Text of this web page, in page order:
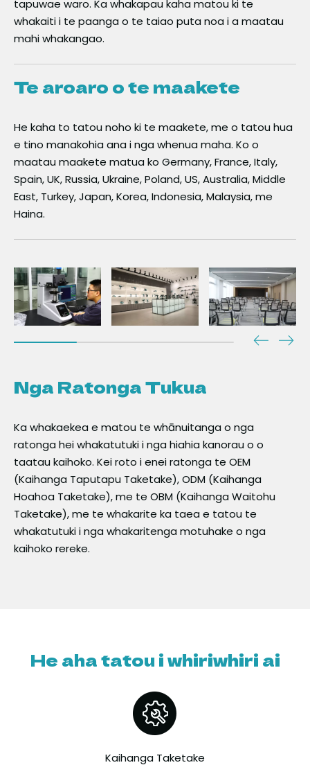
tapuwae waro. Ka whakapau kaha matou ki te
whakaiti i te paanga o te taiao puta noa i a maatau
mahi whakangao.
Te aroaro o te maakete
He kaha to tatou noho ki te maakete, me o tatou hua
e tino manakohia ana i nga whenua maha. Ko o
maatau maakete matua ko Germany, France, Italy,
Spain, UK, Russia, Ukraine, Poland, US, Australia, Middle
East, Turkey, Japan, Korea, Indonesia, Malaysia, me
Haina.
Nga Ratonga Tukua
Ka whakaekea e matou te whānuitanga o nga
ratonga hei whakatutuki i nga hiahia kanorau o o
taatau kaihoko. Kei roto i enei ratonga te OEM
(Kaihanga Taputapu Taketake), ODM (Kaihanga
Hoahoa Taketake), me te OBM (Kaihanga Waitohu
Taketake), me te whakarite ka taea e tatou te
whakatutuki i nga whakaritenga motuhake o nga
kaihoko rereke.
He aha tatou i whiriwhiri ai
Kaihanga Taketake